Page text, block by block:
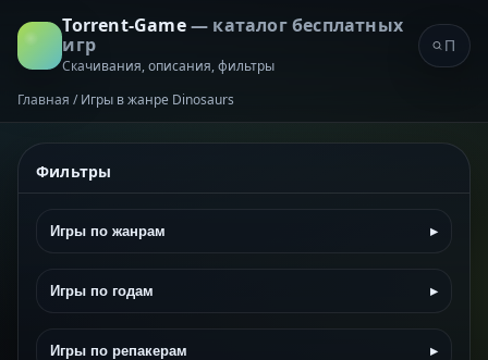
Torrent-Game— каталог бесплатных
игр
Скачивания, описания, фильтры
Главная / Игры в жанре Dinosaurs
Фильтры
Игры по жанрам ▸
Игры по годам ▸
Игры по репакерам ▸